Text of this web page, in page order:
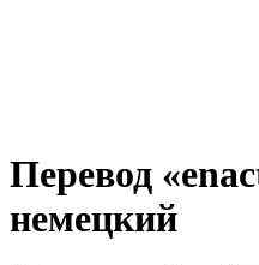
Перевод
немецкий